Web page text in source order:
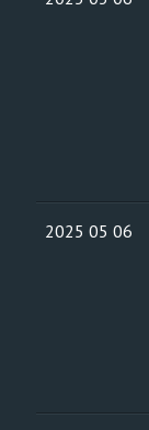
2025 05 06